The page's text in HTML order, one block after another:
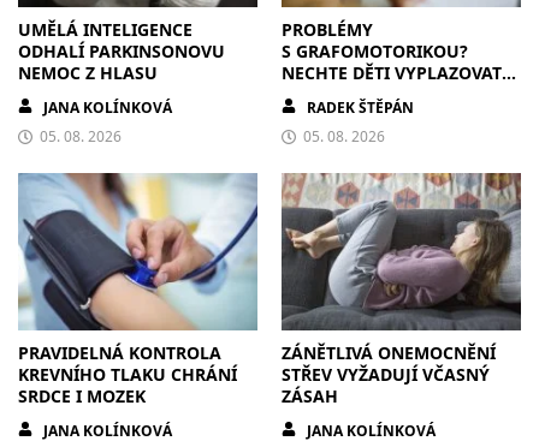
UMĚLÁ INTELIGENCE
ODHALÍ PARKINSONOVU
NEMOC Z HLASU
JANA KOLÍNKOVÁ
05. 08. 2026
PROBLÉMY
S GRAFOMOTORIKOU?
NECHTE DĚTI VYPLAZOVAT
JAZYK A MALOVAT PO
ZDECHRADEK ŠTĚPÁN
05. 08. 2026
PRAVIDELNÁ KONTROLA
KREVNÍHO TLAKU CHRÁNÍ
SRDCE I MOZEK
JANA KOLÍNKOVÁ
ZÁNĚTLIVÁ ONEMOCNĚNÍ
STŘEV VYŽADUJÍ VČASNÝ
ZÁSAH
JANA KOLÍNKOVÁ